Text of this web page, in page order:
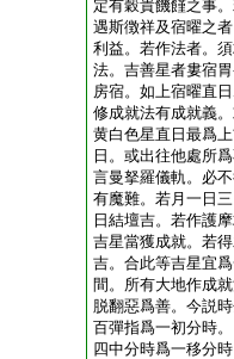
定有穀貴饑饉之事
遇斯徴祥及宿曜之
利益。若作法者。
法。吉善星者婁宿
房宿。如上宿曜直
修成就法有成就義
黄白色星直日最爲
日。或出往他處所
言曼拏羅儀軌。必
有魔難。若月一日
日結壇吉。若作護
吉星當獲成就。若
吉。合此等吉星宜
間。所有大地作成
脱翻惡爲善。今説
百彈指爲一初分時
四中分時爲一移分